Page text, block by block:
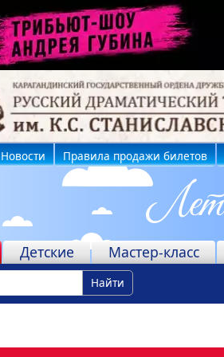
Новости Правила продажи билетов
Детские Мастер-класс
Найти